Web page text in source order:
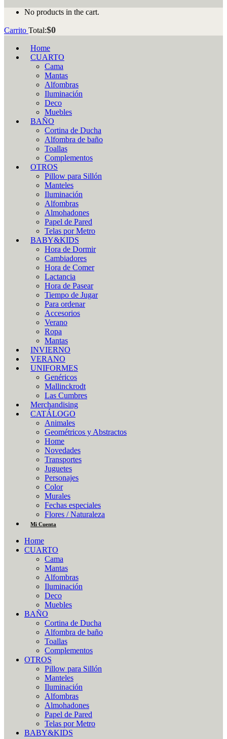
No products in the cart.
Carrito Total:$0
Home
CUARTO
Cama
Mantas
Alfombras
Iluminación
Deco
Muebles
BAÑO
Cortina de Ducha
Alfombra de baño
Toallas
Complementos
OTROS
Pillow para Sillón
Manteles
Iluminación
Alfombras
Almohadones
Papel de Pared
Telas por Metro
BABY&KIDS
Hora de Dormir
Cambiadores
Hora de Comer
Lactancia
Hora de Pasear
Tiempo de Jugar
Para ordenar
Accesorios
Verano
Ropa
Mantas
INVIERNO
VERANO
UNIFORMES
Genéricos
Mallinckrodt
Las Cumbres
Merchandising
CATÁLOGO
Animales
Geométricos y Abstractos
Home
Novedades
Transportes
Juguetes
Personajes
Color
Murales
Fechas especiales
Flores / Naturaleza
Mi Cuenta
Home
CUARTO
Cama
Mantas
Alfombras
Iluminación
Deco
Muebles
BAÑO
Cortina de Ducha
Alfombra de baño
Toallas
Complementos
OTROS
Pillow para Sillón
Manteles
Iluminación
Alfombras
Almohadones
Papel de Pared
Telas por Metro
BABY&KIDS